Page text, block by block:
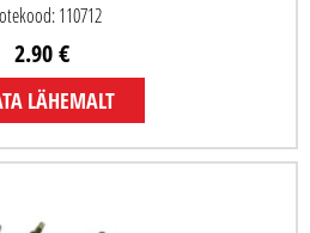
110712
2.90 €
LÄHEMALT